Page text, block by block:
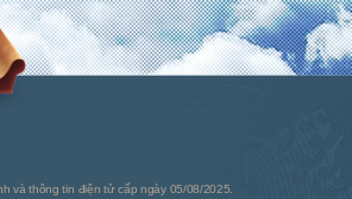
và thông tin điện tử cấp ngày 05/08/2025.